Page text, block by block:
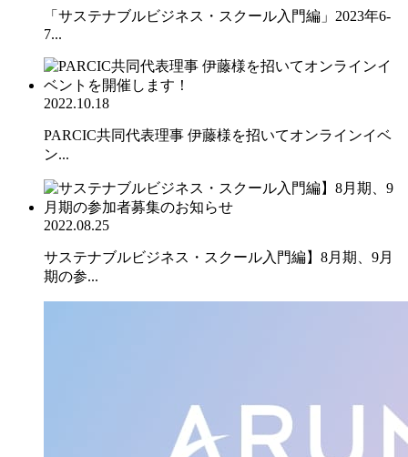
「サステナブルビジネス・スクール入門編」2023年6-
7...
2022.10.18
PARCIC共同代表理事 伊藤様を招いてオンラインイベ
ン...
2022.08.25
サステナブルビジネス・スクール入門編】8月期、9月
期の参...